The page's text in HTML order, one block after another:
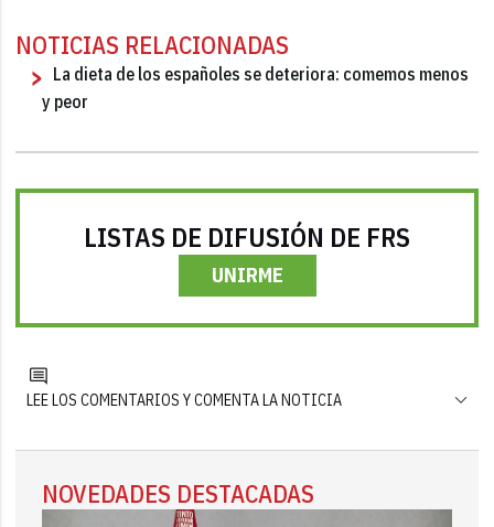
NOTICIAS RELACIONADAS
La dieta de los españoles se deteriora: comemos menos
y peor
LISTAS DE DIFUSIÓN DE FRS
UNIRME
LEE LOS COMENTARIOS Y COMENTA LA NOTICIA
NOVEDADES DESTACADAS